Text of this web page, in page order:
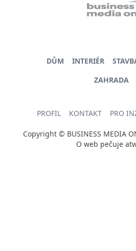
DŮM INTERIÉR
ZAHRADA
PROFIL KONTAKT PRO
Copyright © BUSINESS MEDIA